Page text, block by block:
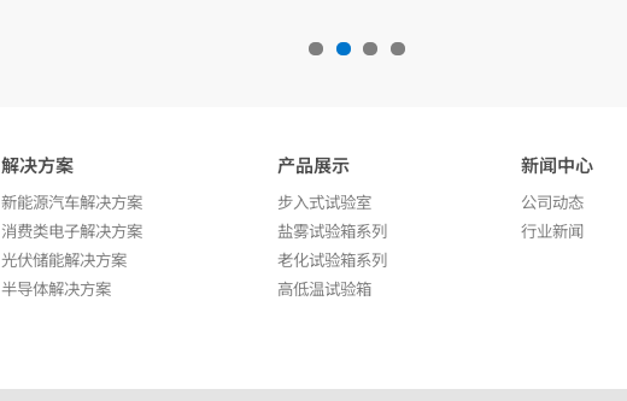
解决方案
新能源汽车解决方案
消费类电子解决方案
光伏储能解决方案
半导体解决方案
产品展示
步入式试验室
盐雾试验箱系列
老化试验箱系列
高低温试验箱
新闻中心
公司动态
行业新闻